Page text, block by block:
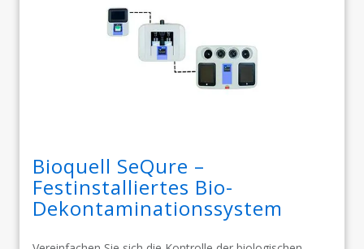
Bioquell SeQure –
Festinstalliertes Bio-
Dekontaminationssystem